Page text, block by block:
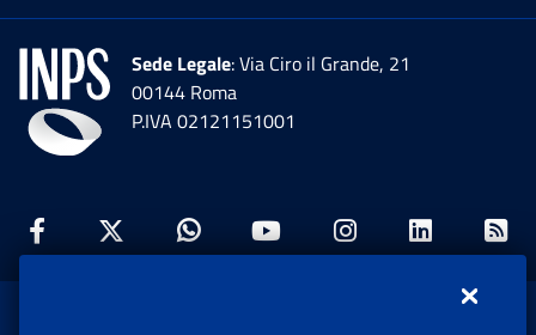
Sede Legale: Via Ciro il Grande, 21
00144 Roma
P.IVA 02121151001
Facebook: Apre una nuova finestra
Twitter: Apre una nuova finestra
Whatsapp: Apre una nuova
Youtube: Apre una
Instagram: